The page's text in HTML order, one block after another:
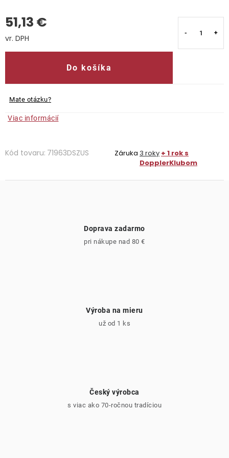
Kontakty
51,13 €
Do košíka
Mate otázku?
Viac informácií
Kód tovaru: 71963DSZUS Záruka 3 roky + 1 rok s
DopplerKlubom
Doprava zadarmo
pri nákupe nad 80 €
Výroba na mieru
už od 1 ks
Český výrobca
s viac ako 70-ročnou tradíciou